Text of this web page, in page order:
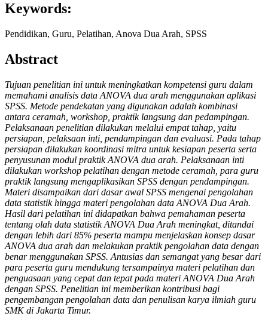
Keywords:
Pendidikan, Guru, Pelatihan, Anova Dua Arah, SPSS
Abstract
Tujuan penelitian ini untuk meningkatkan kompetensi guru dalam
memahami analisis data ANOVA dua arah menggunakan aplikasi
SPSS. Metode pendekatan yang digunakan adalah kombinasi
antara ceramah, workshop, praktik langsung dan pedampingan.
Pelaksanaan penelitian dilakukan melalui empat tahap, yaitu
persiapan, pelaksaan inti, pendampingan dan evaluasi. Pada tahap
persiapan dilakukan koordinasi mitra untuk kesiapan peserta serta
penyusunan modul praktik ANOVA dua arah. Pelaksanaan inti
dilakukan workshop pelatihan dengan metode ceramah, para guru
praktik langsung mengaplikasikan SPSS dengan pendampingan.
Materi disampaikan dari dasar awal SPSS mengenai pengolahan
data statistik hingga materi pengolahan data ANOVA Dua Arah.
Hasil dari pelatihan ini didapatkan bahwa pemahaman peserta
tentang olah data statistik ANOVA Dua Arah meningkat, ditandai
dengan lebih dari 85% peserta mampu menjelaskan konsep dasar
ANOVA dua arah dan melakukan praktik pengolahan data dengan
benar menggunakan SPSS. Antusias dan semangat yang besar dari
para peserta guru mendukung tersampainya materi pelatihan dan
penguasaan yang cepat dan tepat pada materi ANOVA Dua Arah
dengan SPSS. Penelitian ini memberikan kontribusi bagi
pengembangan pengolahan data dan penulisan karya ilmiah guru
SMK di Jakarta Timur.